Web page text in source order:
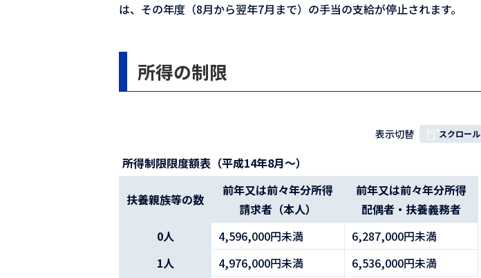
は、その年度（8月から翌年7月まで）の手当の支給が停止されます。
所得の制限
表
の
表示切替 スクロール
所得制限限度額表（平成14年8月～）
扶養親族等の数
前年又は前々年分所得
請求者（本人）
前年又は前々年分所得
配偶者・扶養義務者
0人
4,596,000円未満
6,287,000円未満
1人
4,976,000円未満
6,536,000円未満